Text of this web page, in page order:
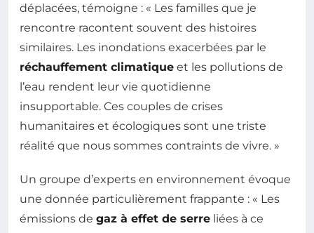
déplacées, témoigne : « Les familles que je
rencontre racontent souvent des histoires
similaires. Les inondations exacerbées par le
réchauffement climatique et les pollutions de
l’eau rendent leur vie quotidienne
insupportable. Ces couples de crises
humanitaires et écologiques sont une triste
réalité que nous sommes contraints de vivre. »
Un groupe d’experts en environnement évoque
une donnée particulièrement frappante : « Les
émissions de gaz à effet de serre liées à ce